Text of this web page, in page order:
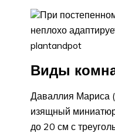
При
неплохо
plantandpot
Виды
Даваллия Мариса
изящный
до 20 см с